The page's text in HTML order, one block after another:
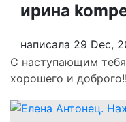
ирина
написала 29 Dec,
С наступающим
хорошего и